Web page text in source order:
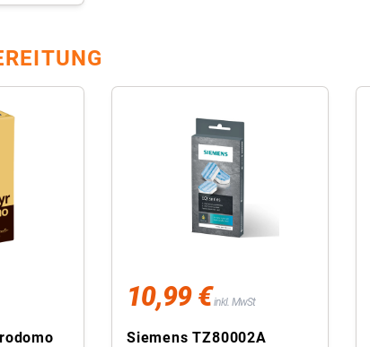
10,99 €inkl. MwSt
Siemens TZ80002A